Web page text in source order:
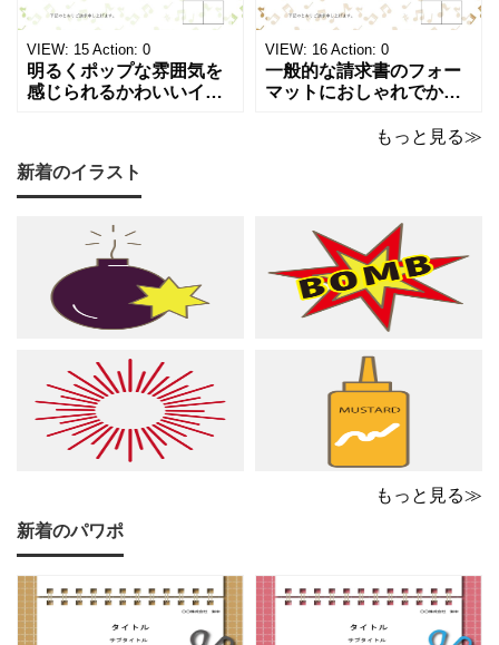
ト請求などの書類作成に
ご活用ください。 表の項
目は現在は品目、数量、
単価、金額になってい
調のカラーは、モノクロ
印刷、FAX送信にも使え
るデザインです。 大人の
音楽教室やプライ
VIEW: 15 Action: 0
明るくポップな雰囲気を
感じられるかわいいイラ
フが紙面いっぱいに踊
る、グリーン調の軽やか
アノやリトミック、コー
ラスなどの各種レッスン
はもちろん、野外ライ
VIEW: 16 Action: 0
一般的な請求書のフォー
マットにおしゃれでかわ
請求書のテンプレートで
のイラストが散りばめら
れた、あたたかくシック
な雰囲気でピアノやリト
ミック、管弦楽器など
もっと見る≫
新着のイラスト
もっと見る≫
新着のパワポ